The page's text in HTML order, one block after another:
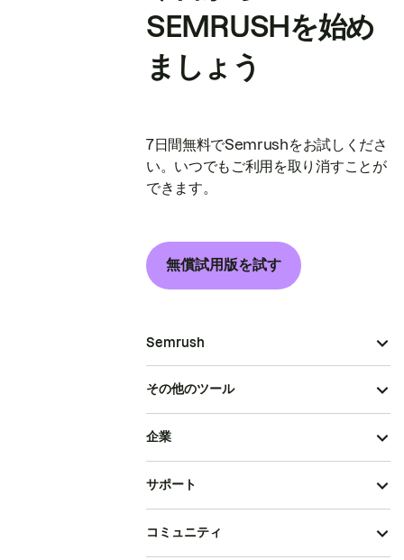
SEMRUSHを始め
ましょう
7日間無料でSemrushをお試しくださ
い。いつでもご利用を取り消すことが
できます。
無償試用版を試す
Semrush
その他のツール
企業
サポート
コミュニティ